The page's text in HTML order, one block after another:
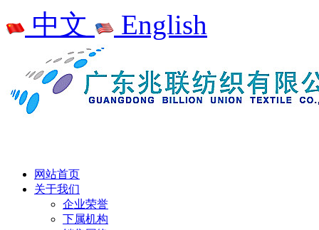
中文 English
网站首页
关于我们
企业荣誉
下属机构